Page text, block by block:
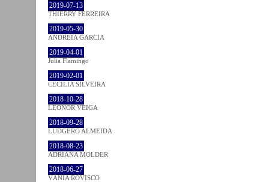
2019-07-13
THIERRY FERREIRA
2019-05-30
ANDREIA GARCIA
2019-04-01
Julia Flamingo
2019-02-01
CECÍLIA SILVEIRA
2018-10-28
LEONOR VEIGA
2018-09-28
LUDGERO ALMEIDA
2018-08-23
ADRIANA MOLDER
2018-06-27
VÂNIA ROVISCO